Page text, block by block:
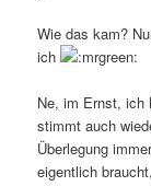
Wie das kam?
ich
Ne, im Ernst, ich
stimmt auch
Überlegung
eigentlich